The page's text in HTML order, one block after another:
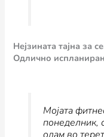
Нејзината тајна за
Одлично
Мојата
понеделник,
одам во